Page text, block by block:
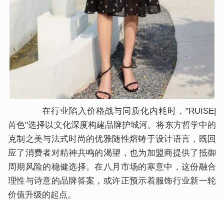
在行业陷入价格战与同质化内耗时，"RUISE|
芮色"选择以文化深度构建品牌护城河。将东方哲学中的
克制之美与法式时尚的优雅随性熔铸于设计语言，既回
应了消费者对精神共鸣的渴望，也为加盟商提供了抵御
周期风险的稳健选择。在八月市场的寒意中，这份融合
理性与诗意的品牌答案，或许正预示着服饰行业新一轮
价值升级的起点。